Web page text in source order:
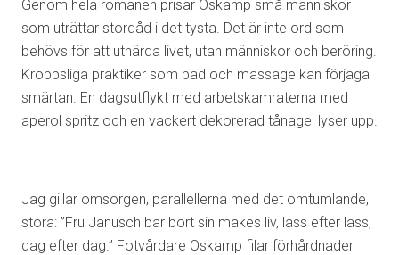
Genom hela romanen prisar Oskamp små människor
som uträttar stordåd i det tysta. Det är inte ord som
behövs för att uthärda livet, utan människor och beröring.
Kroppsliga praktiker som bad och massage kan förjaga
smärtan. En dagsutflykt med arbetskamraterna med
aperol spritz och en vackert dekorerad tånagel lyser upp.
Jag gillar omsorgen, parallellerna med det omtumlande,
stora: ”Fru Janusch bar bort sin makes liv, lass efter lass,
dag efter dag.” Fotvårdare Oskamp filar förhårdnader